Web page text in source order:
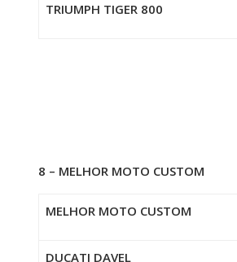
TRIUMPH TIGER 800
8 – MELHOR MOTO CUSTOM
MELHOR MOTO CUSTOM
DUCATI DAVEL